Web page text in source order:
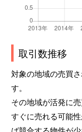
取引数推移
対象の地域の売買
す。
その地域が活発に
すぐに売れる可能